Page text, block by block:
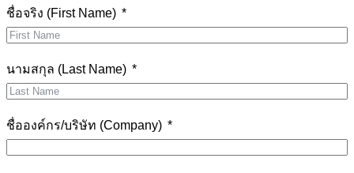
ชื่อจริง (First Name)
นามสกุล (Last Name)
ชื่อองค์กร/บริษัท (Company)